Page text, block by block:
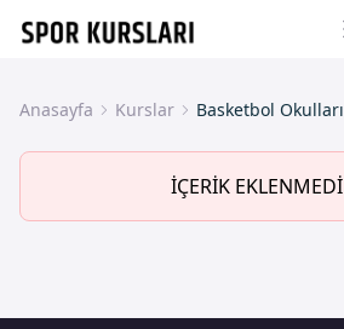
Anasayfa Kurslar Basketbol Okulları
İÇERİK EKLENMEDİ